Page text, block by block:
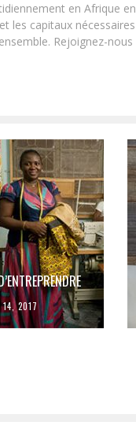
en Afrique
les capitaux
Rejoignez-
2017